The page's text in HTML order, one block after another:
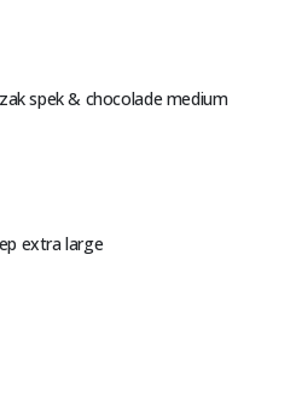
spek & chocolade medium
extra large